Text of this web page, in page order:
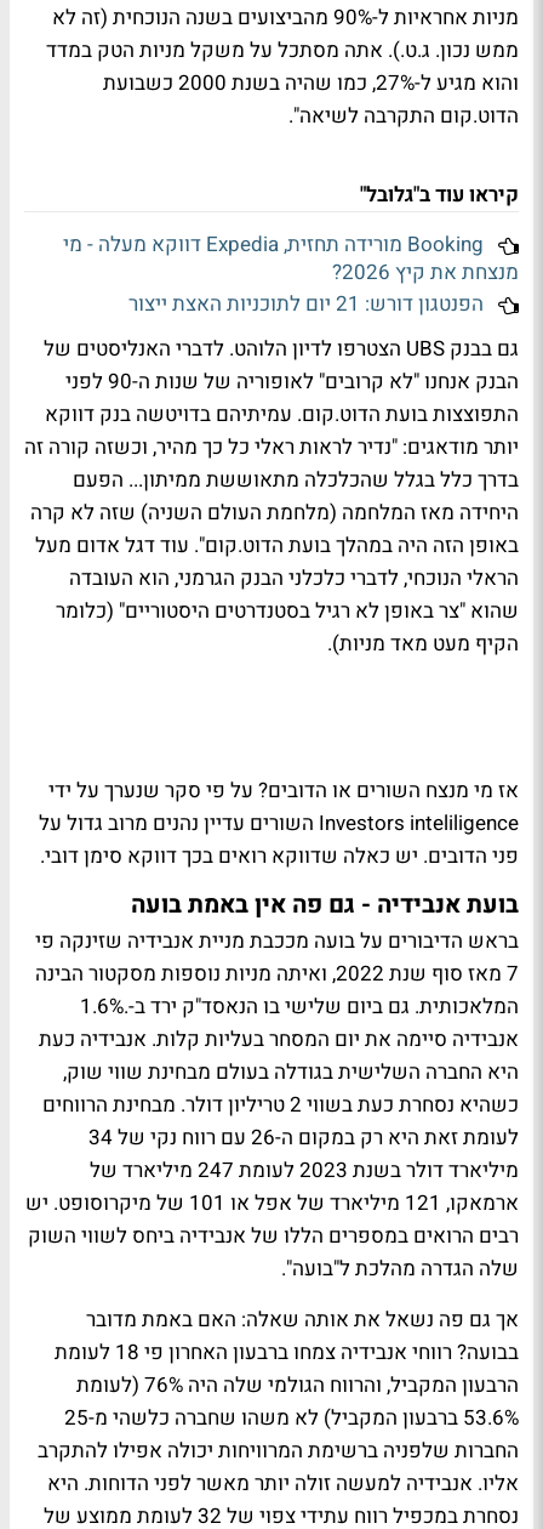
מניות אחראיות ל-90% מהביצועים בשנה הנוכחית (זה לא
ממש נכון. ג.ט.). אתה מסתכל על משקל מניות הטק במדד
והוא מגיע ל-27%, כמו שהיה בשנת 2000 כשבועת
הדוט.קום התקרבה לשיאה".
קיראו עוד ב"גלובל"
Booking מורידה תחזית, Expedia דווקא מעלה - מי
מנצחת את קיץ 2026?
הפנטגון דורש: 21 יום לתוכניות האצת ייצור
גם בבנק UBS הצטרפו לדיון הלוהט. לדברי האנליסטים של
הבנק אנחנו "לא קרובים" לאופוריה של שנות ה-90 לפני
התפוצצות בועת הדוט.קום. עמיתיהם בדויטשה בנק דווקא
יותר מודאגים: "נדיר לראות ראלי כל כך מהיר, וכשזה קורה זה
בדרך כלל בגלל שהכלכלה מתאוששת ממיתון... הפעם
היחידה מאז המלחמה (מלחמת העולם השניה) שזה לא קרה
באופן הזה היה במהלך בועת הדוט.קום". עוד דגל אדום מעל
הראלי הנוכחי, לדברי כלכלני הבנק הגרמני, הוא העובדה
שהוא "צר באופן לא רגיל בסטנדרטים היסטוריים" (כלומר
הקיף מעט מאד מניות).
אז מי מנצח השורים או הדובים? על פי סקר שנערך על ידי
Investors inteliligence השורים עדיין נהנים מרוב גדול על
פני הדובים. יש כאלה שדווקא רואים בכך דווקא סימן דובי.
בועת אנבידיה - גם פה אין באמת בועה
בראש הדיבורים על בועה מככבת מניית אנבידיה שזינקה פי
7 מאז סוף שנת 2022, ואיתה מניות נוספות מסקטור הבינה
המלאכותית. גם ביום שלישי בו הנאסד"ק ירד ב-.1.6%
אנבידיה סיימה את יום המסחר בעליות קלות. אנבידיה כעת
היא החברה השלישית בגודלה בעולם מבחינת שווי שוק,
כשהיא נסחרת כעת בשווי 2 טריליון דולר. מבחינת הרווחים
לעומת זאת היא רק במקום ה-26 עם רווח נקי של 34
מיליארד דולר בשנת 2023 לעומת 247 מיליארד של
ארמאקו, 121 מיליארד של אפל או 101 של מיקרוסופט. יש
רבים הרואים במספרים הללו של אנבידיה ביחס לשווי השוק
שלה הגדרה מהלכת ל"בועה".
אך גם פה נשאל את אותה שאלה: האם באמת מדובר
בבועה? רווחי אנבידיה צמחו ברבעון האחרון פי 18 לעומת
הרבעון המקביל, והרווח הגולמי שלה היה 76% (לעומת
53.6% ברבעון המקביל) לא משהו שחברה כלשהי מ-25
החברות שלפניה ברשימת המרוויחות יכולה אפילו להתקרב
אליו. אנבידיה למעשה זולה יותר מאשר לפני הדוחות. היא
נסחרת במכפיל רווח עתידי צפוי של 32 לעומת ממוצע של